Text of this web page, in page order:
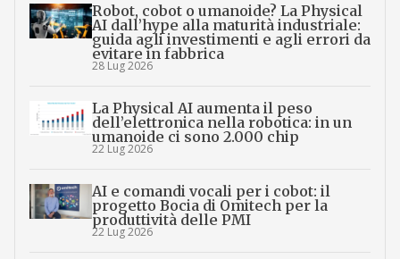
Robot, cobot o umanoide? La Physical
AI dall’hype alla maturità industriale:
guida agli investimenti e agli errori da
evitare in fabbrica
28 Lug 2026
La Physical AI aumenta il peso
dell’elettronica nella robotica: in un
umanoide ci sono 2.000 chip
22 Lug 2026
AI e comandi vocali per i cobot: il
progetto Bocia di Omitech per la
produttività delle PMI
22 Lug 2026